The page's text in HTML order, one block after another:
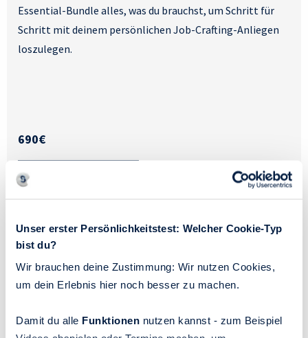
Unser erster Persönlichkeitstest: Welcher Cookie-Typ
bist du?
Wir brauchen deine Zustimmung: Wir nutzen Cookies,
um dein Erlebnis hier noch besser zu machen.
Damit du alle Funktionen nutzen kannst - zum Beispiel
Essential-Bundle alles, was du brauchst, um Schritt für
Schritt mit deinem persönlichen Job-Crafting-Anliegen
loszulegen.
690€